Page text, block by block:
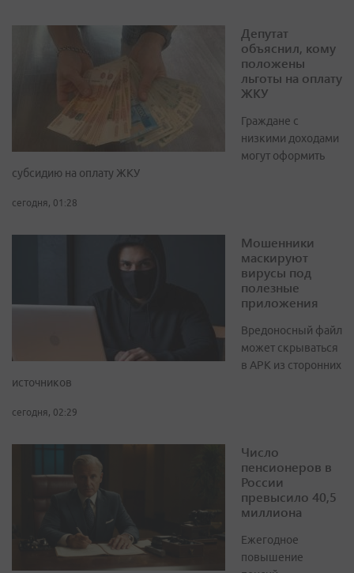
Депутат
объяснил, кому
положены
льготы на оплату
ЖКУ
Граждане с
низкими доходами
могут оформить
субсидию на оплату ЖКУ
сегодня, 01:28
Мошенники
маскируют
вирусы под
полезные
приложения
Вредоносный файл
может скрываться
в APK из сторонних
источников
сегодня, 02:29
Число
пенсионеров в
России
превысило 40,5
миллиона
Ежегодное
повышение